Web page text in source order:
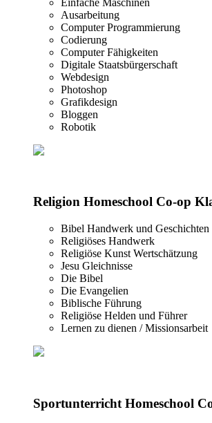
Ausarbeitung
Computer Programmierung
Codierung
Computer Fähigkeiten
Digitale Staatsbürgerschaft
Webdesign
Photoshop
Grafikdesign
Bloggen
Robotik
Religion Homeschool Co-op
Bibel Handwerk und Geschichten
Religiöses Handwerk
Religiöse Kunst Wertschätzung
Jesu Gleichnisse
Die Bibel
Die Evangelien
Biblische Führung
Religiöse Helden und Führer
Lernen zu dienen / Missionsarbeit
Sportunterricht Homeschool